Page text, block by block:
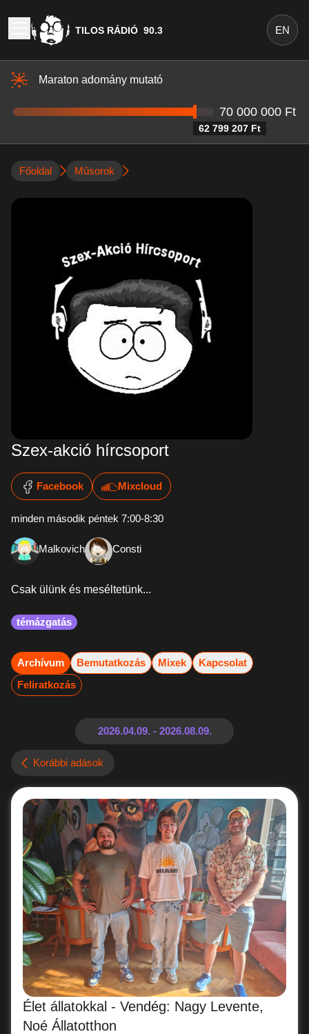
TILOS RÁDIÓ 90.3 EN
Maraton adomány mutató
62 799 207 Ft
70 000 000 Ft
Főoldal Műsorok
Szex-akció hírcsoport
Facebook Mixcloud
minden második péntek 7:00-8:30
Malkovich Consti
Csak ülünk és meséltetünk...
témázgatás
Archívum Bemutatkozás Mixek
Kapcsolat
Feliratkozás
Korábbi adások
Élet állatokkal - Vendég: Nagy Levente,
Noé Állatotthon